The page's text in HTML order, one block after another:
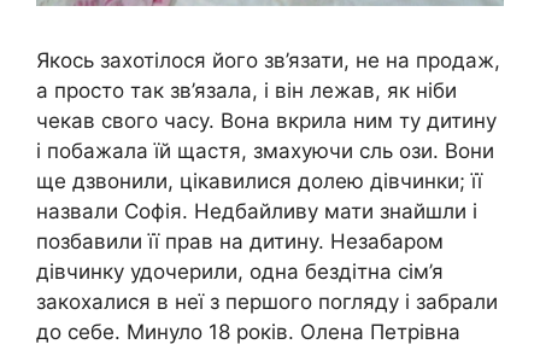
Якось захотілося його зв’язати, не на продаж,
а просто так зв’язала, і він лежав, як ніби
чекав свого часу. Вона вкрила ним ту дитину
і побажала їй щастя, змахуючи сль ози. Вони
ще дзвонили, цікавилися долею дівчинки; її
назвали Софія. Недбайливу мати знайшли і
позбавили її прав на дитину. Незабаром
дівчинку удочерили, одна бездітна сім’я
закохалися в неї з першого погляду і забрали
до себе. Минуло 18 років. Олена Петрівна